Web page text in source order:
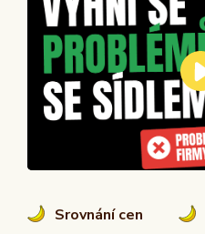
Srovnání cen